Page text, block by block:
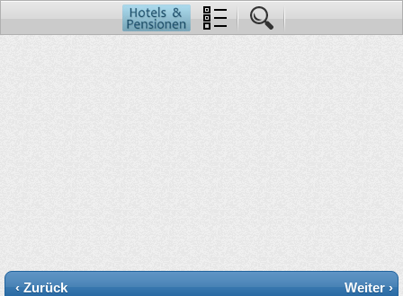
‹ Zurück Weiter ›